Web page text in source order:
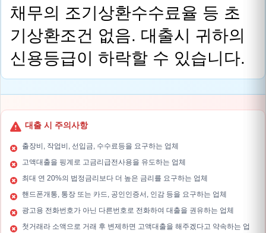
채무의 조기상환수수료율 등 초
기상환조건 없음. 대출시 귀하의
신용등급이 하락할 수 있습니다.
대출 시 주의사항
출장비, 작업비, 선입금, 수수료등을 요구하는 업체
고액대출을 핑계로 고금리급전사용을 유도하는 업체
최대 연 20%의 법정금리보다 더 높은 금리를 요구하는 업체
핸드폰개통, 통장 또는 카드, 공인인증서, 인감 등을 요구하는 업체
광고용 전화번호가 아닌 다른번호로 전화하여 대출을 권유하는 업체
첫거래라 소액으로 거래 후 변제하면 고액대출을 해주겠다고 약속하는 업